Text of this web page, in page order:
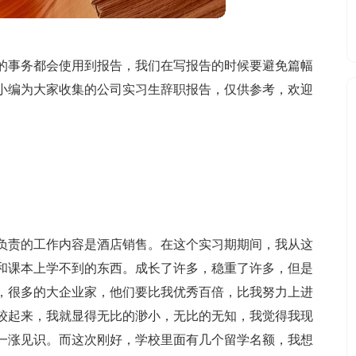
务都会使用到报告，我们在写报告的时候要避免篇幅
为大家收集的公司实习生辞职报告，仅供参考，欢迎
责的工作内容是酒店销售。在这个实习期期间，我从这
本上学不到的东西。成长了许多，稳重了许多，但是
多的大企业家，他们要比我优秀百倍，比我努力上进
来，我就显得无比的渺小，无比的无知，我觉得我现
见识。而这次刚好，学校里面有几个留学名额，我想